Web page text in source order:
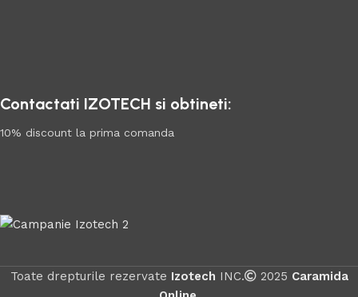
Contactati IZOTECH si obtineti:
10% discount la prima comanda
Toate drepturile rezervate Izotech INC. 2025 Caramida